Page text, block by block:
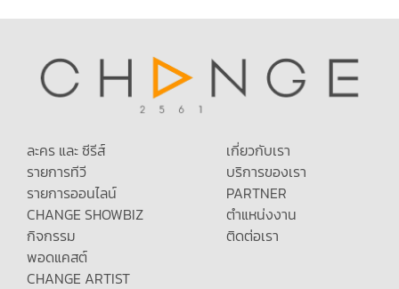
ละคร และ ซีรีส์
รายการทีวี
รายการออนไลน์
CHANGE SHOWBIZ
กิจกรรม
พอดแคสต์
CHANGE ARTIST
เกี่ยวกับเรา
บริการของเรา
PARTNER
ตำแหน่งงาน
ติดต่อเรา